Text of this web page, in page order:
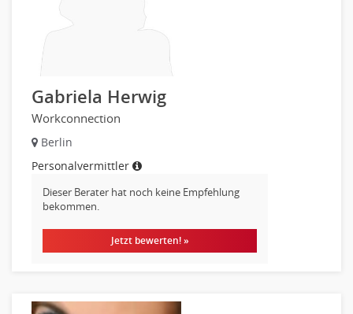
Mechatronik
Medizintechnik
Optiker, Akustiker
Brandschutz
Prozessmanagement
Qualitätsmanagement
Technische Dokumentation
Technischer Systemplaner, Bauzeichner
Verfahrenstechnik
Vertriebsingenieur
Wirtschaftsingenieur
Consulting, Engineering
Gabriela Herwig
Workconnection
Berlin
Personalvermittler
Dieser Berater hat noch keine Empfehlung
bekommen.
Jetzt bewerten! »